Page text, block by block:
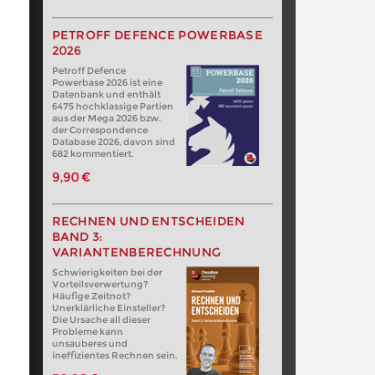
PETROFF DEFENCE POWERBASE
2026
Petroff Defence
Powerbase 2026 ist eine
Datenbank und enthält
6475 hochklassige Partien
aus der Mega 2026 bzw.
der Correspondence
Database 2026, davon sind
682 kommentiert.
9,90 €
RECHNEN UND ENTSCHEIDEN
BAND 3:
VARIANTENBERECHNUNG
Schwierigkeiten bei der
Vorteilsverwertung?
Häufige Zeitnot?
Unerklärliche Einsteller?
Die Ursache all dieser
Probleme kann
unsauberes und
ineffizientes Rechnen sein.